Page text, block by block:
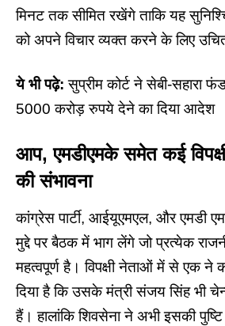
मिनट तक सीमित रखेंगे ताकि यह
को अपने विचार व्यक्त करने के लिए
ये भी पढ़े: सुप्रीम कोर्ट ने सेबी-सहारा
5000 करोड़ रुपये देने का दिया आदेश
आप, एमडीएमके समेत कई
की संभावना
कांग्रेस पार्टी, आईयूएमएल, और एमडी
मुद्दे पर बैठक में भाग लेंगे जो प्रत्येक
महत्वपूर्ण है। विपक्षी नेताओं में से एक
दिया है कि उसके मंत्री संजय सिंह भी
हैं। हालांकि शिवसेना ने अभी इसकी